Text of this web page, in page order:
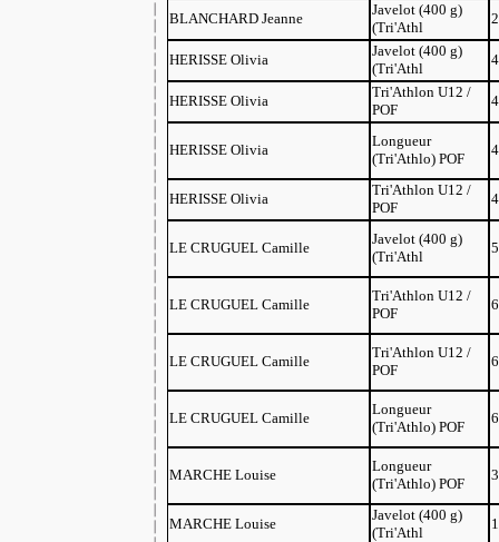
BLANCHARD Jeanne
Javelot (400 g)
(Tri'Athl
HERISSE Olivia
Javelot (400 g)
(Tri'Athl
HERISSE Olivia
Tri'Athlon U12 /
POF
HERISSE Olivia
Longueur
(Tri'Athlo) POF
HERISSE Olivia
Tri'Athlon U12 /
POF
LE CRUGUEL Camille
Javelot (400 g)
(Tri'Athl
LE CRUGUEL Camille
Tri'Athlon U12 /
POF
LE CRUGUEL Camille
Tri'Athlon U12 /
POF
LE CRUGUEL Camille
Longueur
(Tri'Athlo) POF
MARCHE Louise
Longueur
(Tri'Athlo) POF
MARCHE Louise
Javelot (400 g)
(Tri'Athl